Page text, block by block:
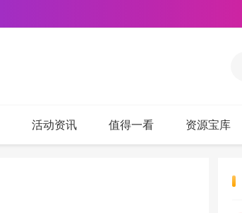
活动资讯 值得一看 资源宝库